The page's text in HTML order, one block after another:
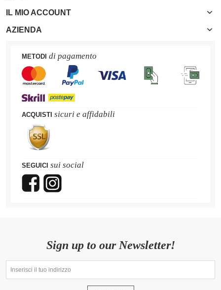
IL MIO ACCOUNT
AZIENDA
METODI di pagamento
ACQUISTI sicuri e affidabili
SEGUICI sui social
Sign up to our Newsletter!